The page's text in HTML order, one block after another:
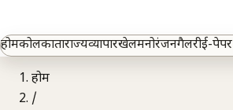
होमकोलकाताराज्यव्यापारखेलमनोरंजनगैलरीई-पेपर
होम
/